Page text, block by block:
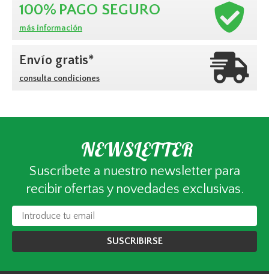
100% PAGO SEGURO
más información
Envío gratis*
consulta condiciones
NEWSLETTER
Suscríbete a nuestro newsletter para
recibir ofertas y novedades exclusivas.
SUSCRIBIRSE